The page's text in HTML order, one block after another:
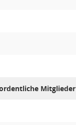
Mitglieder